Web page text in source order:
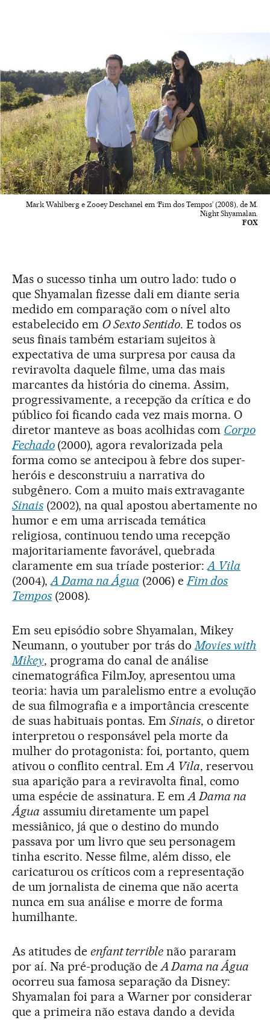
Mark Wahlberg e Zooey Deschanel em ‘Fim dos Tempos’ (2008), de M.
Night Shyamalan.
FOX
Mas o sucesso tinha um outro lado: tudo o
que Shyamalan fizesse dali em diante seria
medido em comparação com o nível alto
estabelecido em O Sexto Sentido. E todos os
seus finais também estariam sujeitos à
expectativa de uma surpresa por causa da
reviravolta daquele filme, uma das mais
marcantes da história do cinema. Assim,
progressivamente, a recepção da crítica e do
público foi ficando cada vez mais morna. O
diretor manteve as boas acolhidas com Corpo
Fechado (2000), agora revalorizada pela
forma como se antecipou à febre dos super-
heróis e desconstruiu a narrativa do
subgênero. Com a muito mais extravagante
Sinais(2002), na qual apostou abertamente no
humor e em uma arriscada temática
religiosa, continuou tendo uma recepção
majoritariamente favorável, quebrada
claramente em sua tríade posterior:A Vila
(2004),A Dama na Água (2006) eFim dos
Tempos(2008).
Em seu episódio sobre Shyamalan, Mikey
Neumann, o youtuber por trás doMovies with
Mikey, programa do canal de análise
cinematográfica FilmJoy, apresentou uma
teoria: havia um paralelismo entre a evolução
de sua filmografia e a importância crescente
de suas habituais pontas. EmSinais, o diretor
interpretou o responsável pela morte da
mulher do protagonista: foi, portanto, quem
ativou o conflito central. EmA Vila, reservou
sua aparição para a reviravolta final, como
uma espécie de assinatura. E emA Dama na
Água assumiu diretamente um papel
messiânico, já que o destino do mundo
passava por um livro que seu personagem
tinha escrito. Nesse filme, além disso, ele
caricaturou os críticos com a representação
de um jornalista de cinema que não acerta
nunca em sua análise e morre de forma
humilhante.
As atitudes de enfant terrible não pararam
por aí. Na pré-produção deA Dama na Água
ocorreu sua famosa separação da Disney:
Shyamalan foi para a Warner por considerar
que a primeira não estava dando a devida